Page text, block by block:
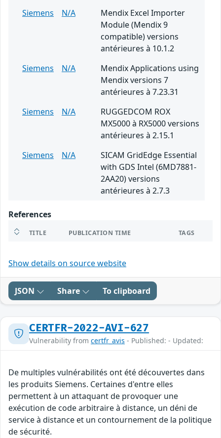
Siemens
N/A
Mendix Excel Importer
Module (Mendix 9
compatible) versions
antérieures à 10.1.2
Siemens
N/A
Mendix Applications using
Mendix versions 7
antérieures à 7.23.31
Siemens
N/A
RUGGEDCOM ROX
MX5000 à RX5000 versions
antérieures à 2.15.1
Siemens
N/A
SICAM GridEdge Essential
with GDS Intel (6MD7881-
2AA20) versions
antérieures à 2.7.3
References
TITLE PUBLICATION TIME TAGS
Show details on source website
JSON Share To clipboard
CERTFR-2022-AVI-627
Vulnerability from certfr_avis - Published: - Updated:
De multiples vulnérabilités ont été découvertes dans
les produits Siemens. Certaines d'entre elles
permettent à un attaquant de provoquer une
exécution de code arbitraire à distance, un déni de
service à distance et un contournement de la politique
de sécurité.